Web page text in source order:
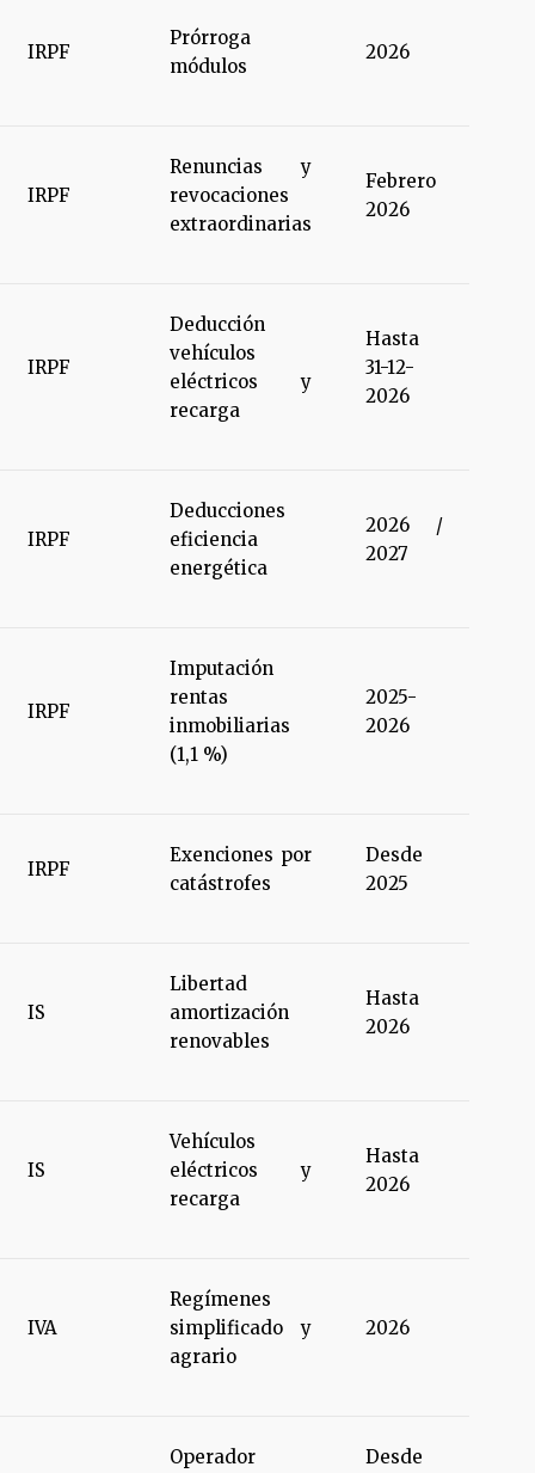
IRPF
Prórroga
módulos
2026
IRPF
Renuncias y
revocaciones
extraordinarias
Febrero
2026
IRPF
Deducción
vehículos
eléctricos y
recarga
Hasta
31-12-
2026
IRPF
Deducciones
eficiencia
energética
2026 /
2027
IRPF
Imputación
rentas
inmobiliarias
(1,1 %)
2025-
2026
IRPF
Exenciones por
catástrofes
Desde
2025
IS
Libertad
amortización
renovables
Hasta
2026
IS
Vehículos
eléctricos y
recarga
Hasta
2026
IVA
Regímenes
simplificado y
agrario
2026
Operador
Desde